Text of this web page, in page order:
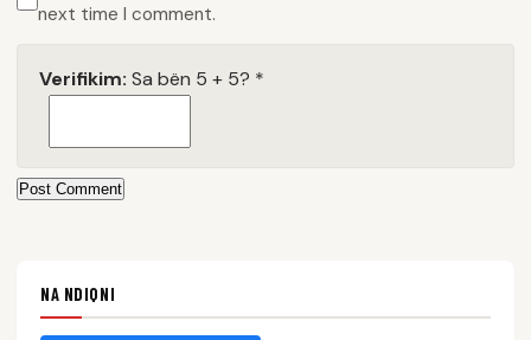
next time I comment.
Verifikim: Sa bën 5 + 5? *
Post Comment
NA NDIQNI